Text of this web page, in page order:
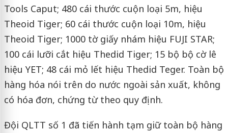
Tools Caput; 480 cái thước cuộn loại 5m, hiệu
Theoid Tiger; 60 cái thước cuộn loại 10m, hiệu
Theoid Tiger; 1000 tờ giấy nhám hiệu FUJI STAR;
100 cái lưỡi cắt hiệu Thedid Tiger; 15 bộ bộ cờ lê
hiệu YET; 48 cái mỏ lết hiệu Thedid Teger. Toàn bộ
hàng hóa nói trên do nước ngoài sản xuất, không
có hóa đơn, chứng từ theo quy định.
Đội QLTT số 1 đã tiến hành tạm giữ toàn bộ hàng